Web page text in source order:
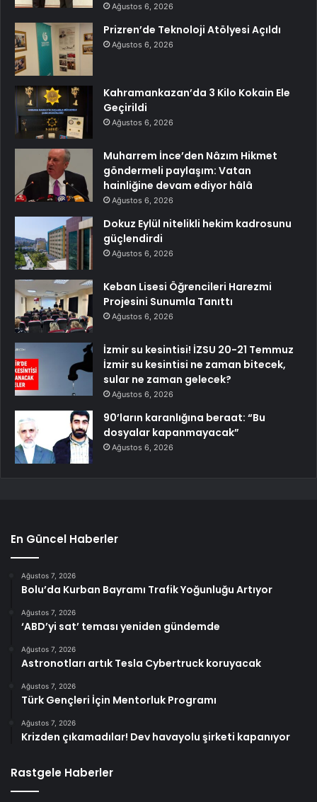
Ağustos 6, 2026
Prizren’de Teknoloji Atölyesi Açıldı
Ağustos 6, 2026
Kahramankazan’da 3 Kilo Kokain Ele
Geçirildi
Ağustos 6, 2026
Muharrem İnce’den Nâzım Hikmet
göndermeli paylaşım: Vatan
hainliğine devam ediyor hâlâ
Ağustos 6, 2026
Dokuz Eylül nitelikli hekim kadrosunu
güçlendirdi
Ağustos 6, 2026
Keban Lisesi Öğrencileri Harezmi
Projesini Sunumla Tanıttı
Ağustos 6, 2026
İzmir su kesintisi! İZSU 20-21 Temmuz
İzmir su kesintisi ne zaman bitecek,
sular ne zaman gelecek?
Ağustos 6, 2026
90’ların karanlığına beraat: “Bu
dosyalar kapanmayacak”
Ağustos 6, 2026
En Güncel Haberler
Ağustos 7, 2026
Bolu’da Kurban Bayramı Trafik Yoğunluğu Artıyor
Ağustos 7, 2026
‘ABD’yi sat’ teması yeniden gündemde
Ağustos 7, 2026
Astronotları artık Tesla Cybertruck koruyacak
Ağustos 7, 2026
Türk Gençleri İçin Mentorluk Programı
Ağustos 7, 2026
Krizden çıkamadılar! Dev havayolu şirketi kapanıyor
Rastgele Haberler